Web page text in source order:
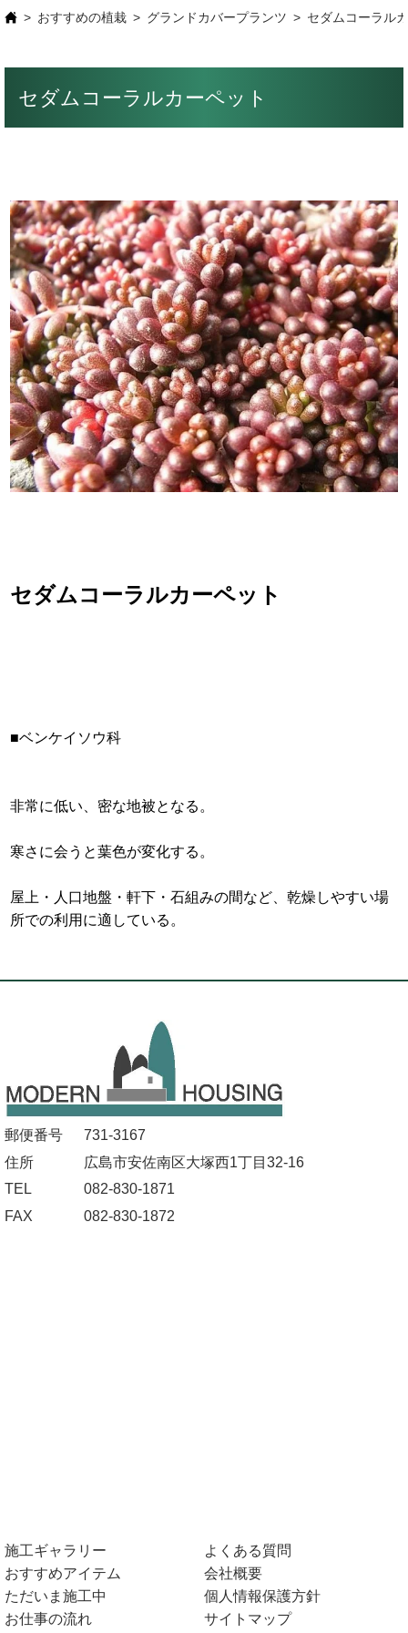
おすすめの植栽 グランドカバープランツ セダムコーラル
セダムコーラルカーペット
セダムコーラルカーペット
■ベンケイソウ科
非常に低い、密な地被となる。
寒さに会うと葉色が変化する。
屋上・人口地盤・軒下・石組みの間など、乾燥しやすい場
所での利用に適している。
郵便番号
731-3167
住所
広島市安佐南区大塚西1丁目32-16
TEL
082-830-1871
FAX
082-830-1872
施工ギャラリー
おすすめアイテム
ただいま施工中
お仕事の流れ
よくある質問
会社概要
個人情報保護方針
サイトマップ